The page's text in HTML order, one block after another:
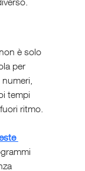
è solo
per
tempi
ritmo.